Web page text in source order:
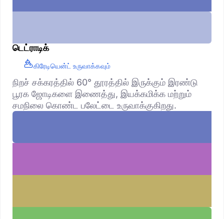
டெட்ராடிக்
கிரேடியென்ட் உருவாக்கவும்
நிறச் சக்கரத்தில் 60° தூரத்தில் இருக்கும் இரண்டு
பூரக ஜோடிகளை இணைத்து, இயக்கமிக்க மற்றும்
சமநிலை கொண்ட பலேட்டை உருவாக்குகிறது.